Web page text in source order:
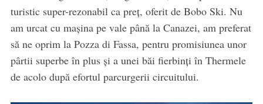
turistic super-rezonabil ca preț, oferit de Bobo Ski. Nu
am urcat cu mașina pe vale până la Canazei, am preferat
să ne oprim la Pozza di Fassa, pentru promisiunea unor
pârtii superbe în plus și a unei băi fierbinți în Thermele
de acolo după efortul parcurgerii circuitului.